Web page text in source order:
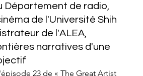
Département de radio,
de l'Université Shih
de l'ALEA,
narratives d'une
23 de « The Great Artist